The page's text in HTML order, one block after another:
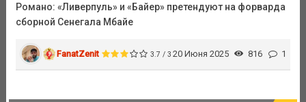
Романо: «Ливерпуль» и «Байер» претендуют на форварда
сборной Сенегала Мбайе
FanatZenit 3.7 / 3 20 Июня 2025 816 1